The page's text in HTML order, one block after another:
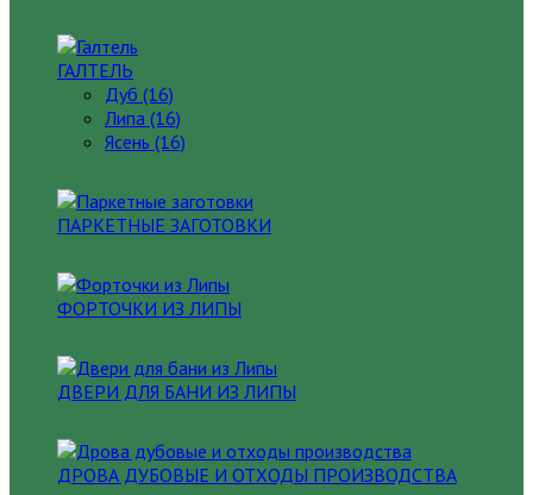
ГАЛТЕЛЬ
Дуб (16)
Липа (16)
Ясень (16)
ПАРКЕТНЫЕ ЗАГОТОВКИ
ФОРТОЧКИ ИЗ ЛИПЫ
ДВЕРИ ДЛЯ БАНИ ИЗ ЛИПЫ
ДРОВА ДУБОВЫЕ И ОТХОДЫ ПРОИЗВОДСТВА